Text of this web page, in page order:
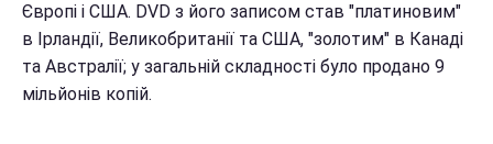
Європі і США. DVD з його записом став "платиновим"
в Ірландії, Великобританії та США, "золотим" в Канаді
та Австралії; у загальній складності було продано 9
мільйонів копій.